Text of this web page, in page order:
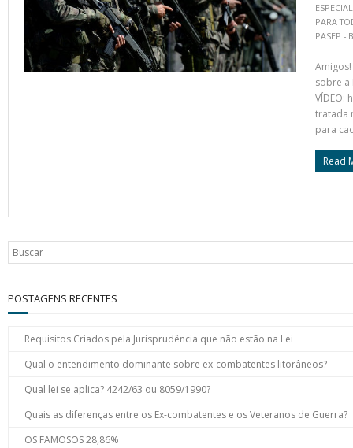
PARA
PASEP -
sobre a
VÍDEO:
tratada
para
Read
POSTAGENS RECENTES
Requisitos Criados pela Jurisprudência que não estão na Lei
Qual o entendimento dominante sobre ex-combatentes litorâneos?
Qual lei se aplica? 4242/63 ou 8059/1990?
Quais as diferenças entre os Ex-combatentes e os Veteranos de Guerra?
OS FAMOSOS 28,86%